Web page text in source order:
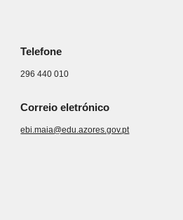
Telefone
296 440 010
Correio eletrónico
ebi.maia@edu.azores.gov.pt